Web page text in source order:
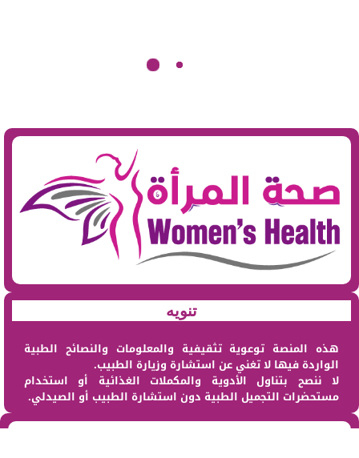
تنويه
هذه المنصة توعوية تثقيفية والمعلومات والنصائح الطبية
الواردة فيها لا تغني عن استشارة وزيارة الطبيب.
لا ننصح بتناول الأدوية والمكملات الغذائية أو استخدام
مستحضرات التجميل الطبية دون استشارة الطبيب أو الصيدلي.